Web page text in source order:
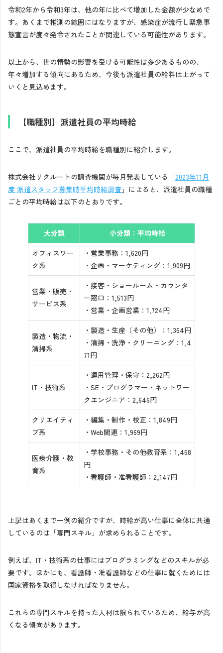
令和2年から令和3年は、他の年に比べて増加した金額が少なめで
す。あくまで推測の範囲にはなりますが、感染症が流行し緊急事
態宣言が度々発令されたことが関連している可能性があります。
以上から、世の情勢の影響を受ける可能性は多少あるものの、
年々増加する傾向にあるため、今後も派遣社員の給料は上がって
いくと見込めます。
【職種別】派遣社員の平均時給
ここで、派遣社員の平均時給を職種別に紹介します。
株式会社リクルートの調査機関が毎月発表している「2023年11月
度 派遣スタッフ募集時平均時給調査 」によると、派遣社員の職種
ごとの平均時給は以下のとおりです。
大分類
小分類：平均時給
オフィスワー
ク系
・営業事務：1,620円
・企画・マーケティング：1,909円
営業・販売・
サービス系
・接客・ショールーム・カウンタ
ー窓口：1,513円
・営業・企画営業：1,724円
製造・物流・
清掃系
・製造・生産（その他）：1,364円
・清掃・洗浄・クリーニング：1,4
71円
IT・技術系
・運用管理・保守：2,262円
・SE・プログラマー・ネットワー
クエンジニア：2,646円
クリエイティ
ブ系
・編集・制作・校正：1,849円
・Web関連：1,969円
医療介護・教
育系
・学校事務・その他教育系：1,468
円
・看護師・准看護師：2,147円
上記はあくまで一例の紹介ですが、時給が高い仕事に全体に共通
しているのは「専門スキル」が求められることです。
例えば、IT・技術系の仕事にはプログラミングなどのスキルが必
要です。ほかにも、看護師・准看護師などの仕事に就くためには
国家資格を取得しなければなりません。
これらの専門スキルを持った人材は限られているため、給与が高
くなる傾向があります。